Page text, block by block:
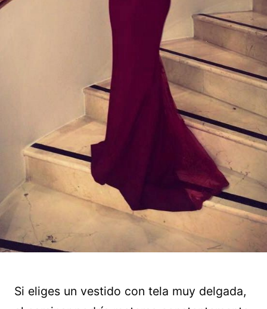
Si eliges un vestido con tela muy delgada,